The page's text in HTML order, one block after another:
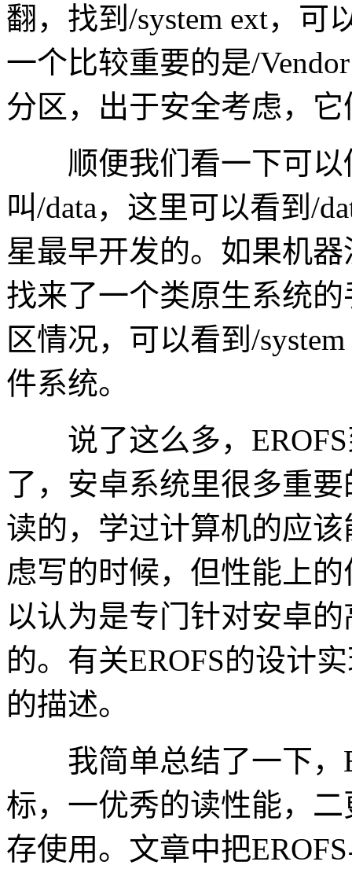
翻，找到/system ext，可
一个比较重要的是/
分区，出于安全考虑，
顺便我们看一下可以
叫/data，这里可以看到/
星最早开发的。如果机
找来了一个类原生系统
区情况，可以看到/
件系统。
说了这么多，EROFS
了，安卓系统里很多重
读的，学过计算机的应
虑写的时候，但性能上
以认为是专门针对安卓
的。有关EROFS的设计
的描述。
我简单总结了一下，
标，一优秀的读性能，
存使用。文章中把